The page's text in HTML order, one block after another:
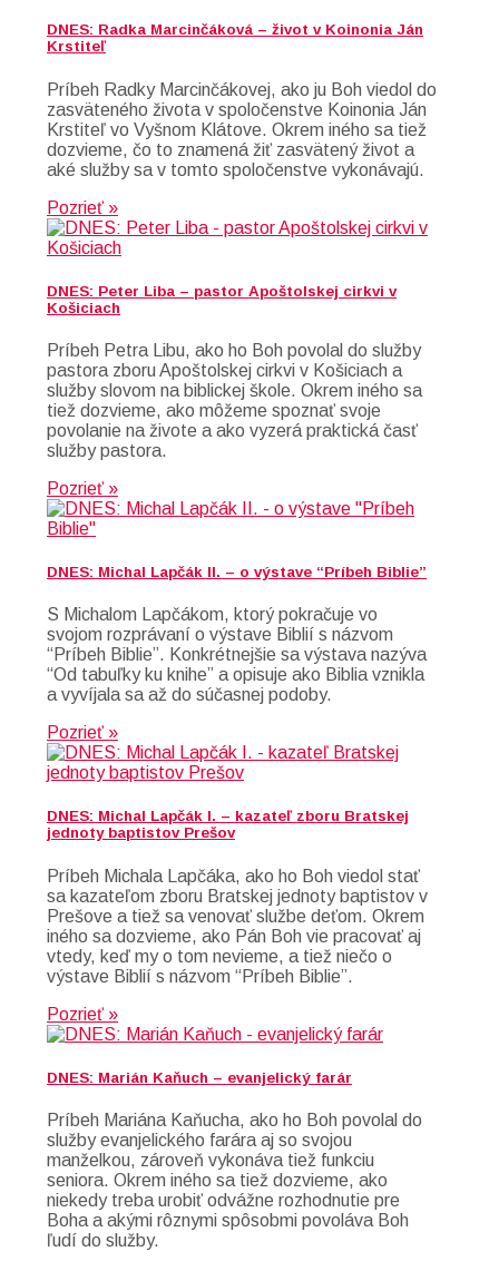
DNES: Radka Marcinčáková – život v Koinonia Ján
Krstiteľ
Príbeh Radky Marcinčákovej, ako ju Boh viedol do
zasväteného života v spoločenstve Koinonia Ján
Krstiteľ vo Vyšnom Klátove. Okrem iného sa tiež
dozvieme, čo to znamená žiť zasvätený život a
aké služby sa v tomto spoločenstve vykonávajú.
Pozrieť »
DNES: Peter Liba – pastor Apoštolskej cirkvi v
Košiciach
Príbeh Petra Libu, ako ho Boh povolal do služby
pastora zboru Apoštolskej cirkvi v Košiciach a
služby slovom na biblickej škole. Okrem iného sa
tiež dozvieme, ako môžeme spoznať svoje
povolanie na živote a ako vyzerá praktická časť
služby pastora.
Pozrieť »
DNES: Michal Lapčák II. – o výstave “Príbeh Biblie”
S Michalom Lapčákom, ktorý pokračuje vo
svojom rozprávaní o výstave Biblií s názvom
“Príbeh Biblie”. Konkrétnejšie sa výstava nazýva
“Od tabuľky ku knihe” a opisuje ako Biblia vznikla
a vyvíjala sa až do súčasnej podoby.
Pozrieť »
DNES: Michal Lapčák I. – kazateľ zboru Bratskej
jednoty baptistov Prešov
Príbeh Michala Lapčáka, ako ho Boh viedol stať
sa kazateľom zboru Bratskej jednoty baptistov v
Prešove a tiež sa venovať službe deťom. Okrem
iného sa dozvieme, ako Pán Boh vie pracovať aj
vtedy, keď my o tom nevieme, a tiež niečo o
výstave Biblií s názvom “Príbeh Biblie”.
Pozrieť »
DNES: Marián Kaňuch – evanjelický farár
Príbeh Mariána Kaňucha, ako ho Boh povolal do
služby evanjelického farára aj so svojou
manželkou, zároveň vykonáva tiež funkciu
seniora. Okrem iného sa tiež dozvieme, ako
niekedy treba urobiť odvážne rozhodnutie pre
Boha a akými rôznymi spôsobmi povoláva Boh
ľudí do služby.